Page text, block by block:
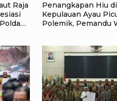
Raja
Penangkapan Hiu di
Kepulauan Ayau
Polemik, Pemandu